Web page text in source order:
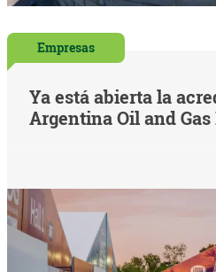
Empresas
Ya está abierta la
Argentina Oil and Gas